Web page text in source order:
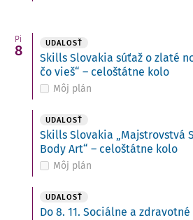
Pi
8 UDALOSŤ
Skills Slovakia súťaž o zlaté
čo vieš“ – celoštátne kolo
Môj plán
UDALOSŤ
Skills Slovakia „Majstrovstvá
Body Art“ – celoštátne kolo
Môj plán
UDALOSŤ
Do 8. 11. Sociálne a